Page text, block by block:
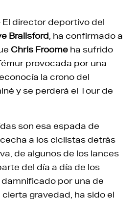
El director deportivo del
Brailsford , ha confirmado a
Chris Froome ha sufrido
provocada por una
la crono del
y se perderá el Tour de
son esa espada de
a los ciclistas detrás
de algunos de los lances
del día a día de los
por una de
cierta gravedad, ha sido el